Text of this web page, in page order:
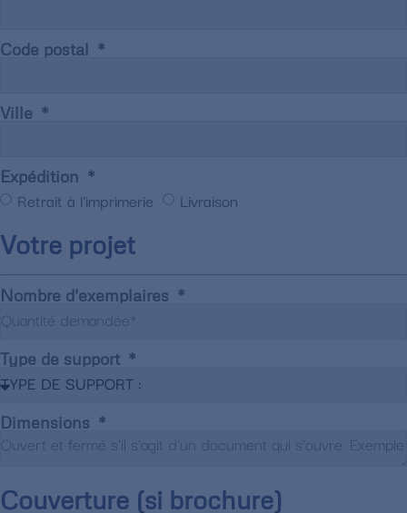
Code postal
Ville
Expédition
Retrait à l'imprimerie Livraison
Votre projet
Nombre d'exemplaires
Type de support
Dimensions
Couverture (si brochure)